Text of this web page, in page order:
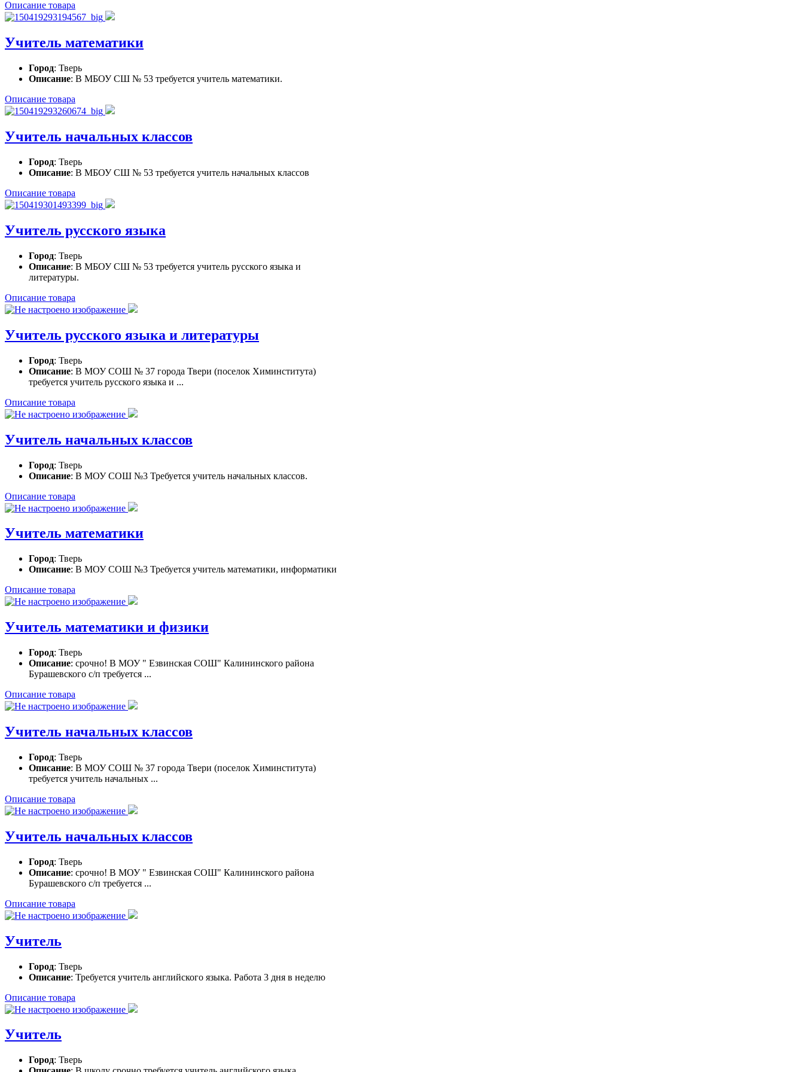
Описание товара
Учитель математики
Город: Тверь
Описание: В МБОУ СШ № 53 требуется учитель математики.
Описание товара
Учитель начальных классов
Город: Тверь
Описание: В МБОУ СШ № 53 требуется учитель начальных классов
Описание товара
Учитель русского языка
Город: Тверь
Описание: В МБОУ СШ № 53 требуется учитель русского языка и
литературы.
Описание товара
Учитель русского языка и литературы
Город: Тверь
Описание: В МОУ СОШ № 37 города Твери (поселок Химинститута)
требуется учитель русского языка и ...
Описание товара
Учитель начальных классов
Город: Тверь
Описание: В МОУ СОШ №3 Требуется учитель начальных классов.
Описание товара
Учитель математики
Город: Тверь
Описание: В МОУ СОШ №3 Требуется учитель математики, информатики
Описание товара
Учитель математики и физики
Город: Тверь
Описание: срочно! В МОУ " Езвинская СОШ" Калининского района
Бурашевского с/п требуется ...
Описание товара
Учитель начальных классов
Город: Тверь
Описание: В МОУ СОШ № 37 города Твери (поселок Химинститута)
требуется учитель начальных ...
Описание товара
Учитель начальных классов
Город: Тверь
Описание: срочно! В МОУ " Езвинская СОШ" Калининского района
Бурашевского с/п требуется ...
Описание товара
Учитель
Город: Тверь
Описание: Требуется учитель английского языка. Работа 3 дня в неделю
Описание товара
Учитель
Город: Тверь